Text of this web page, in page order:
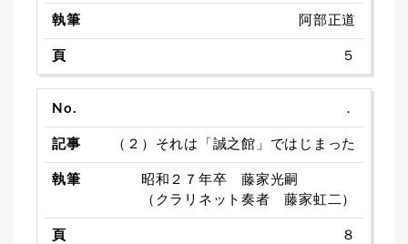
阿部正道
５
．
（２）それは「誠之館」ではじまった
昭和２７年卒 藤家光嗣
（クラリネット奏者 藤家虹二）
８